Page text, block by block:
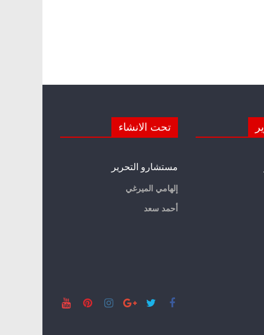
تحت الانشاء
مستشارو التحرير
إلهامي الميرغي
أحمد سعد